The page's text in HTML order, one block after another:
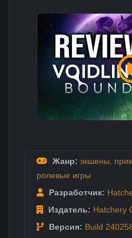
Жанр: экшены
ролевые игры
Разработчик:
Издатель: Hatchery
Версия: Build